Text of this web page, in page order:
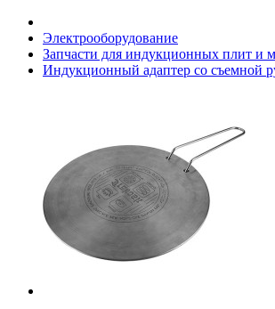
Электрооборудование
Запчасти для индукционных плит и
Индукционный адаптер со съемной